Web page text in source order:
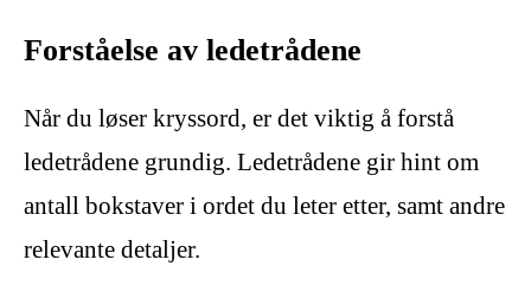
Forståelse av ledetrådene
Når du løser kryssord, er det viktig å forstå
ledetrådene grundig. Ledetrådene gir hint om
antall bokstaver i ordet du leter etter, samt andre
relevante detaljer.